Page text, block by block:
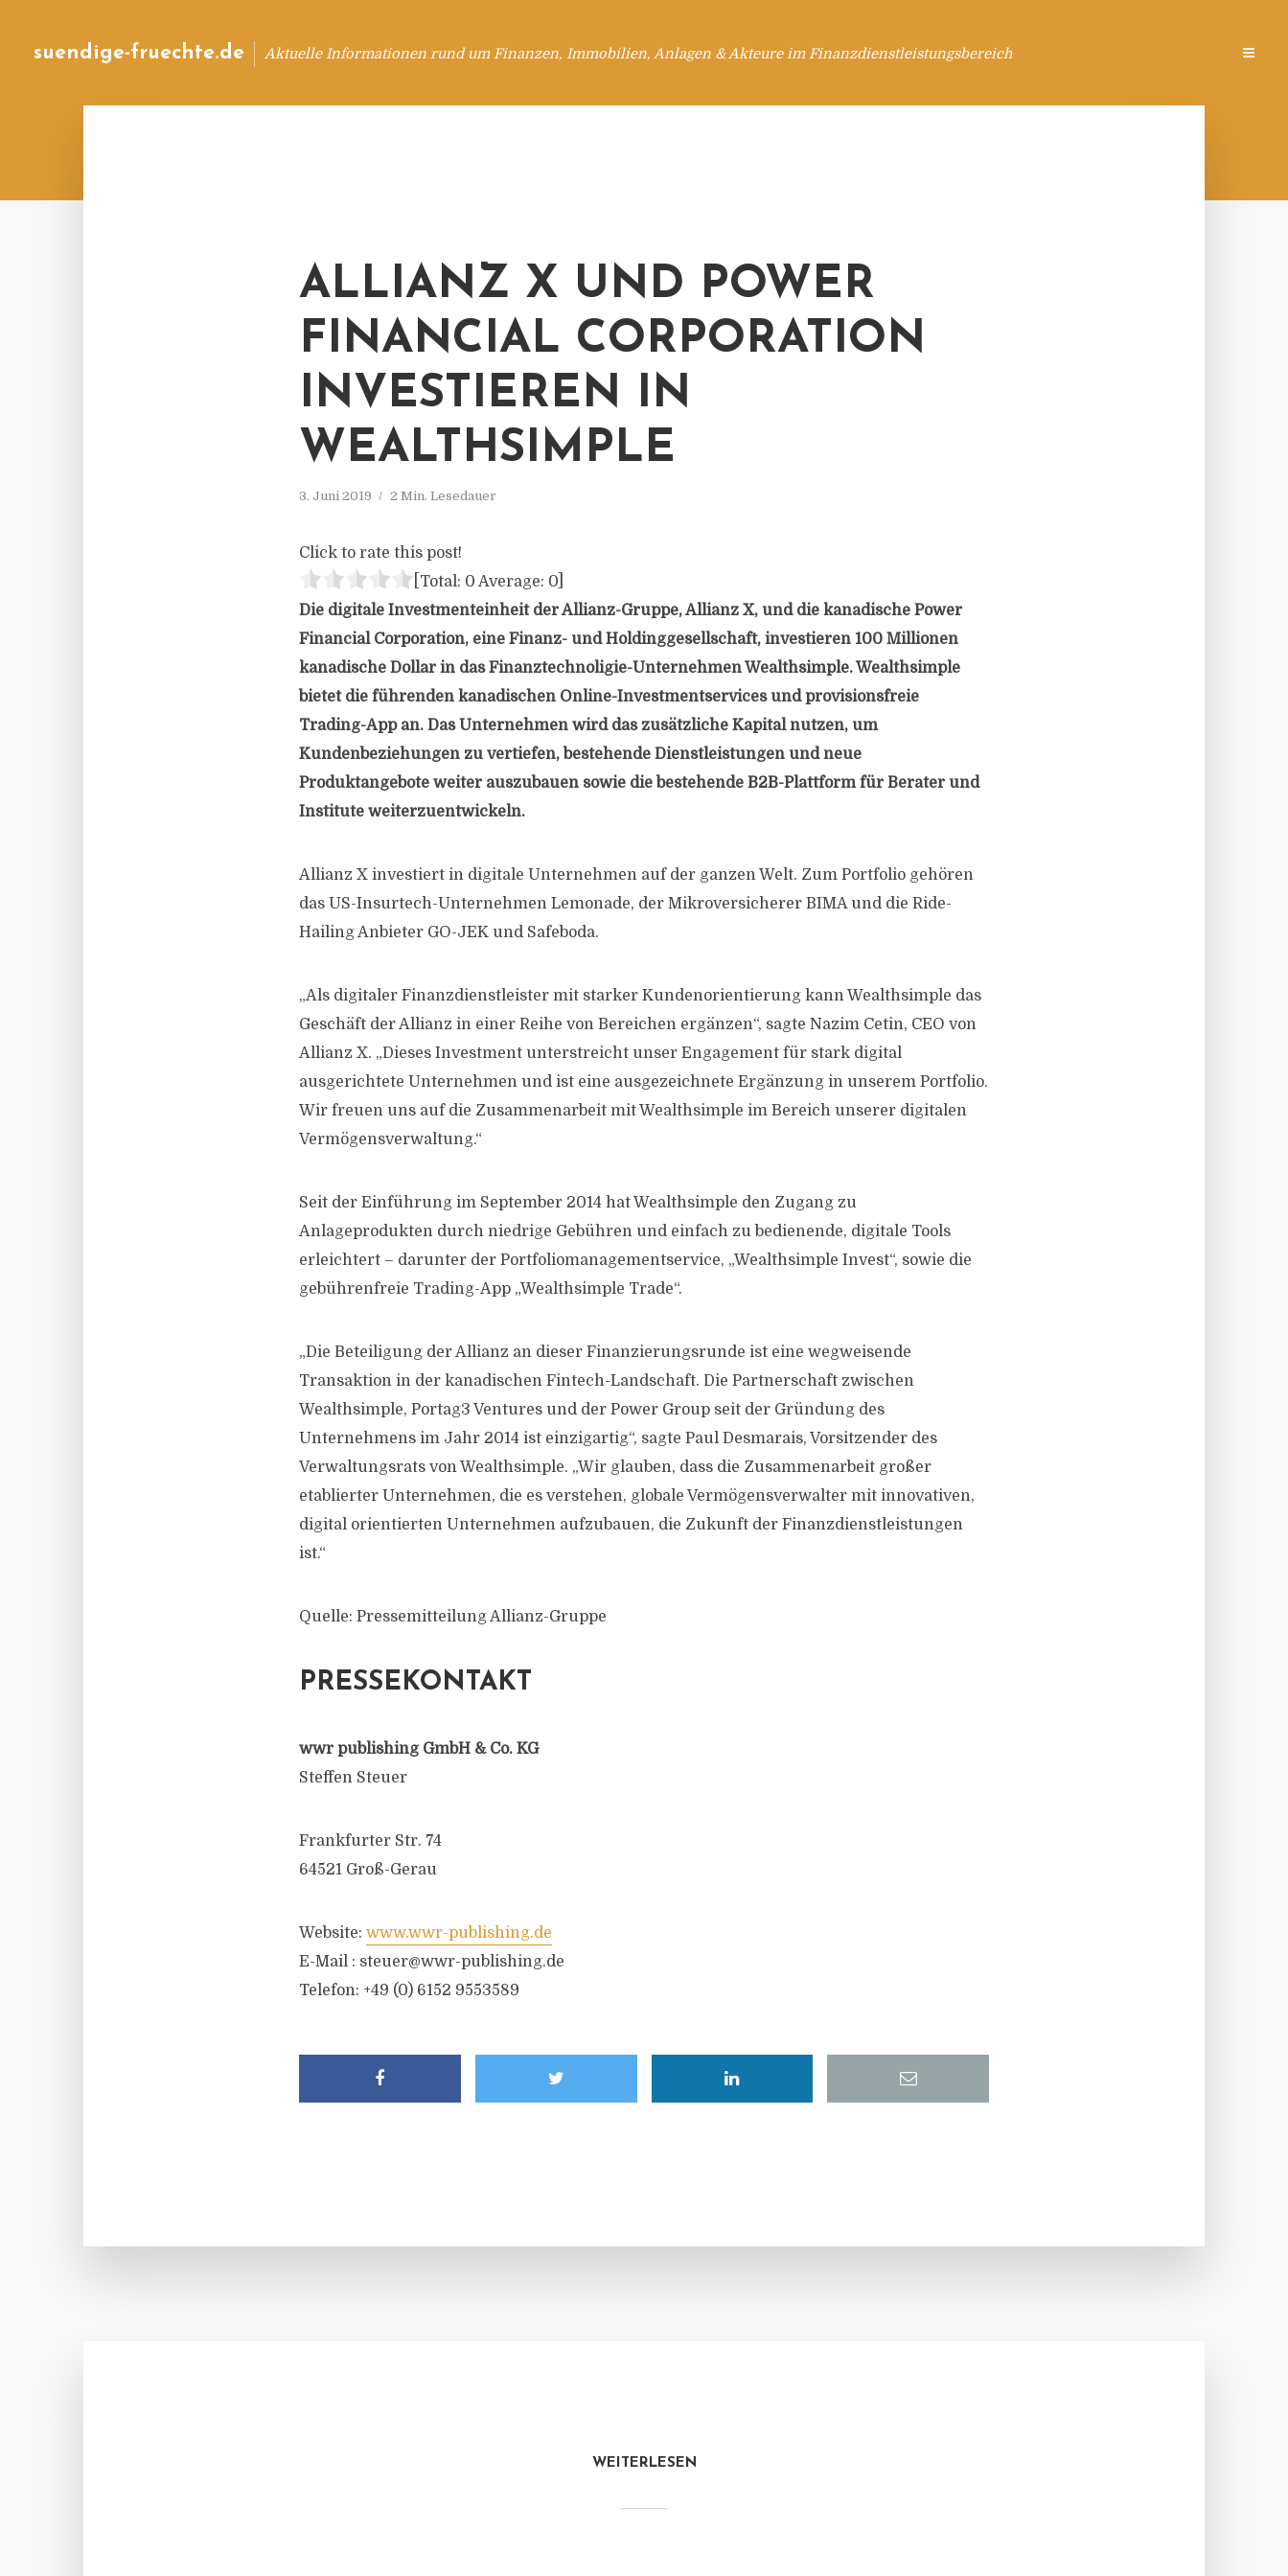
suendige-fruechte.de Aktuelle Informationen rund um Finanzen, Immobilien, Anlagen & Akteure im Finanzdienstleistungsbereich
ALLIANZ X UND POWER
FINANCIAL CORPORATION
INVESTIEREN IN
WEALTHSIMPLE
3. Juni 2019 2 Min. Lesedauer
Click to rate this post!
[Total: 0 Average: 0
Die digitale Investmenteinheit der Allianz-Gruppe, Allianz X, und die kanadische Power
Financial Corporation, eine Finanz- und Holdinggesellschaft, investieren 100 Millionen
kanadische Dollar in das Finanztechnoligie-Unternehmen Wealthsimple. Wealthsimple
bietet die führenden kanadischen Online-Investmentservices und provisionsfreie
Trading-App an. Das Unternehmen wird das zusätzliche Kapital nutzen, um
Kundenbeziehungen zu vertiefen, bestehende Dienstleistungen und neue
Produktangebote weiter auszubauen sowie die bestehende B2B-Plattform für Berater und
Institute weiterzuentwickeln.
Allianz X investiert in digitale Unternehmen auf der ganzen Welt. Zum Portfolio gehören
das US-Insurtech-Unternehmen Lemonade, der Mikroversicherer BIMA und die Ride-
Hailing Anbieter GO-JEK und Safeboda.
„Als digitaler Finanzdienstleister mit starker Kundenorientierung kann Wealthsimple das
Geschäft der Allianz in einer Reihe von Bereichen ergänzen“, sagte Nazim Cetin, CEO von
Allianz X. „Dieses Investment unterstreicht unser Engagement für stark digital
ausgerichtete Unternehmen und ist eine ausgezeichnete Ergänzung in unserem Portfolio.
Wir freuen uns auf die Zusammenarbeit mit Wealthsimple im Bereich unserer digitalen
Vermögensverwaltung.“
Seit der Einführung im September 2014 hat Wealthsimple den Zugang zu
Anlageprodukten durch niedrige Gebühren und einfach zu bedienende, digitale Tools
erleichtert – darunter der Portfoliomanagementservice, „Wealthsimple Invest“, sowie die
gebührenfreie Trading-App „Wealthsimple Trade“.
„Die Beteiligung der Allianz an dieser Finanzierungsrunde ist eine wegweisende
Transaktion in der kanadischen Fintech-Landschaft. Die Partnerschaft zwischen
Wealthsimple, Portag3 Ventures und der Power Group seit der Gründung des
Unternehmens im Jahr 2014 ist einzigartig“, sagte Paul Desmarais, Vorsitzender des
Verwaltungsrats von Wealthsimple. „Wir glauben, dass die Zusammenarbeit großer
etablierter Unternehmen, die es verstehen, globale Vermögensverwalter mit innovativen,
digital orientierten Unternehmen aufzubauen, die Zukunft der Finanzdienstleistungen
ist.“
Quelle: Pressemitteilung Allianz-Gruppe
PRESSEKONTAKT
wwr publishing GmbH & Co. KG
Steffen Steuer
Frankfurter Str. 74
64521 Groß-Gerau
Website: www.wwr-publishing.de
E-Mail : steuer@wwr-publishing.de
Telefon: +49 (0) 6152 9553589
WEITERLESEN